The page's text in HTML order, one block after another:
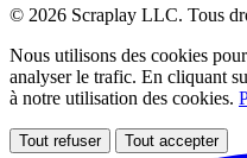
© 2026 Scraplay LLC. Tous
Nous utilisons des cookies
analyser le trafic. En cliquant
à notre utilisation des cookies.
Tout refuser Tout accepter